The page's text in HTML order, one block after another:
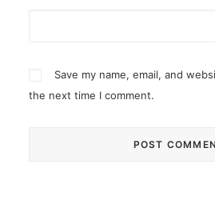
Save my name, email, and
the next time I comment.